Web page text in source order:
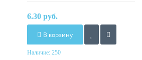
6.30 руб.
В корзину
Наличие: 250